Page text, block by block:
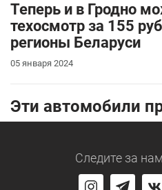
Теперь и в Гродно
техосмотр за 155
регионы Беларуси
05 января 2024
Эти автомобили
Следите за